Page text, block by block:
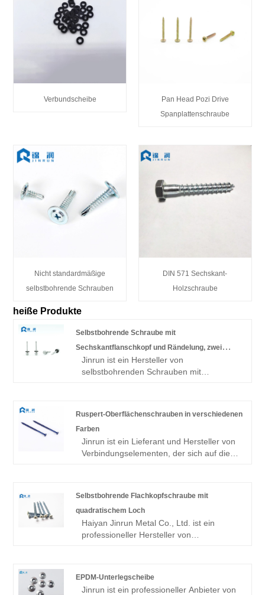
Verbundscheibe
Pan Head Pozi Drive
Spanplattenschraube
Nicht standardmäßige
selbstbohrende Schrauben
DIN 571 Sechskant-
Holzschraube
heiße Produkte
Selbstbohrende Schraube mit
Sechskantflanschkopf und Rändelung, zwei
Gewindegänge von Ruspert
Jinrun ist ein Hersteller von
selbstbohrenden Schrauben mit
Forschungs- und Entwicklungsteam für
nicht standardmäßige Schrauben, um die
Produktqualität sicherzustellen. Es handelt
sich um eine zuverlässige Qualität mit
Ruspert-Oberflächenschrauben in verschiedenen
Farben
Jinrun ist ein Lieferant und Hersteller von
Verbindungselementen, der sich auf die
strengen Qualitätskontrollstandards
bekannt ist. Das Unternehmen weiß, dass
Qualität die Lebensader des
Unternehmens ist. Deshalb kontrollieren
Selbstbohrende Flachkopfschraube mit
quadratischem Loch
Haiyan Jinrun Metal Co., Ltd. ist ein
professioneller Hersteller von
Kunde zuerst“ ist das Unternehmen
EPDM-Unterlegscheibe
Jinrun ist ein professioneller Anbieter von